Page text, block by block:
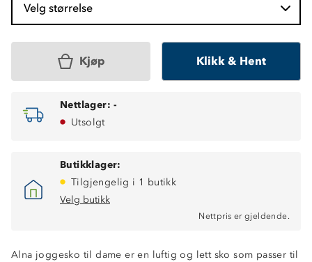
Velg størrelse
Kjøp Klikk & Hent
Nettlager: -
Utsolgt
Butikklager:
Tilgjengelig i 1 butikk
Velg butikk
Nettpris er gjeldende.
Alna joggesko til dame er en luftig og lett sko som passer til